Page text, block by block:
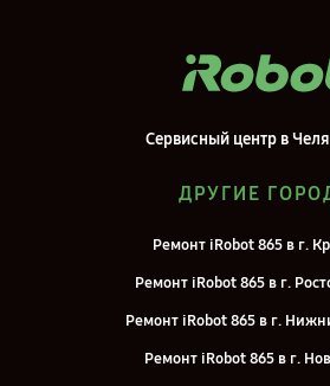
Сервисный центр в
ДРУГИЕ
Ремонт iRobot 865 в г.
Ремонт iRobot 865 в г.
Ремонт iRobot 865 в г.
Ремонт iRobot 865 в г.